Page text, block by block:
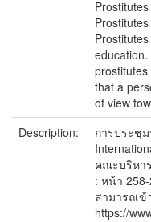
that a
of view
Description:
การประชุ
คณะบริหา
: หน้า
สามารถเ
https://